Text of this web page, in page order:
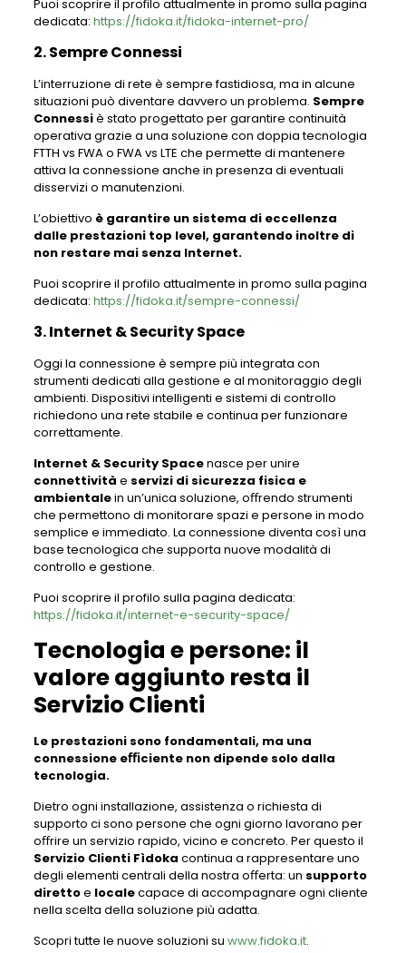
Puoi scoprire il profilo attualmente in promo sulla pagina
dedicata: https://fidoka.it/fidoka-internet-pro/
2. Sempre Connessi
L’interruzione di rete è sempre fastidiosa, ma in alcune
situazioni può diventare davvero un problema. Sempre
Connessiè stato progettato per garantire continuità
operativa grazie a una soluzione con doppia tecnologia
FTTH vs FWA o FWA vs LTE che permette di mantenere
attiva la connessione anche in presenza di eventuali
disservizi o manutenzioni.
L’obiettivo è garantire un sistema di eccellenza
dalle prestazioni top level, garantendo inoltre di
non restare mai senza Internet.
Puoi scoprire il profilo attualmente in promo sulla pagina
dedicata: https://fidoka.it/sempre-connessi/
3. Internet & Security Space
Oggi la connessione è sempre più integrata con
strumenti dedicati alla gestione e al monitoraggio degli
ambienti. Dispositivi intelligenti e sistemi di controllo
richiedono una rete stabile e continua per funzionare
correttamente.
Internet & Security Spacenasce per unire
connettività e servizi di sicurezza fisica e
ambientalein un’unica soluzione, oﬀrendo strumenti
che permettono di monitorare spazi e persone in modo
semplice e immediato. La connessione diventa così una
base tecnologica che supporta nuove modalità di
controllo e gestione.
Puoi scoprire il profilo sulla pagina dedicata:
https://fidoka.it/internet-e-security-space/
Tecnologia e persone: il
valore aggiunto resta il
ServizioClienti
Le prestazioni sono fondamentali, ma una
connessione eﬃciente non dipende solo dalla
tecnologia.
Dietro ogni installazione, assistenza o richiesta di
supporto ci sono persone che ogni giorno lavorano per
oﬀrire un servizio rapido, vicino e concreto. Per questo il
Servizio Clienti Fìdoka continua a rappresentare uno
degli elementi centrali della nostra oﬀerta: un supporto
direttoe localecapace di accompagnare ogni cliente
nella scelta della soluzione più adatta.
Scopri tutte le nuove soluzioni su www.fidoka.it.